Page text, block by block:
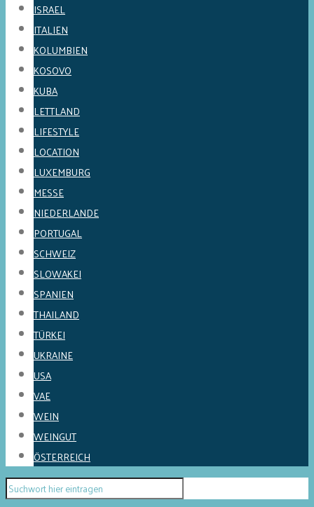
ISRAEL
ITALIEN
KOLUMBIEN
KOSOVO
KUBA
LETTLAND
LIFESTYLE
LOCATION
LUXEMBURG
MESSE
NIEDERLANDE
PORTUGAL
SCHWEIZ
SLOWAKEI
SPANIEN
THAILAND
TÜRKEI
UKRAINE
USA
VAE
WEIN
WEINGUT
ÖSTERREICH